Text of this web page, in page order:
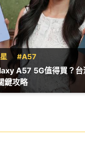
#A57
A57 5G值得買？
鍵攻略